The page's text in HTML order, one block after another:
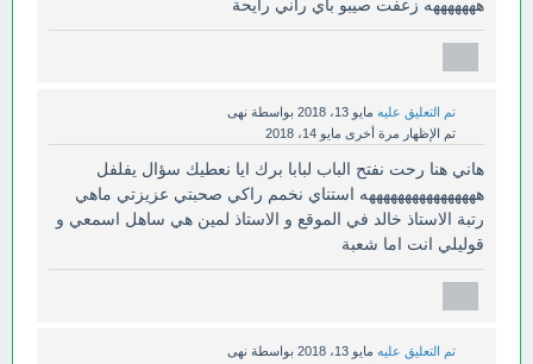
هههههههه زعفت صيبو باي راني رايحة
تم التعليق عليه مايو 13، 2018 بواسطة نهى
تم الإظهار مرة أخرى مايو 14، 2018
هاني هنا رحت نفتح الباب لبابا برك ايا نعطيك سؤال يفلفل
ههههههههههههههههه استناي نخمم راكي صحبتي عزيزتي ماهي
رتبة الاستاذ خالد في الموقع و الاستاذ لمين هي ساهل اسمعي و
قوليلي انت اما شعبة
تم التعليق عليه مايو 13، 2018 بواسطة نهى